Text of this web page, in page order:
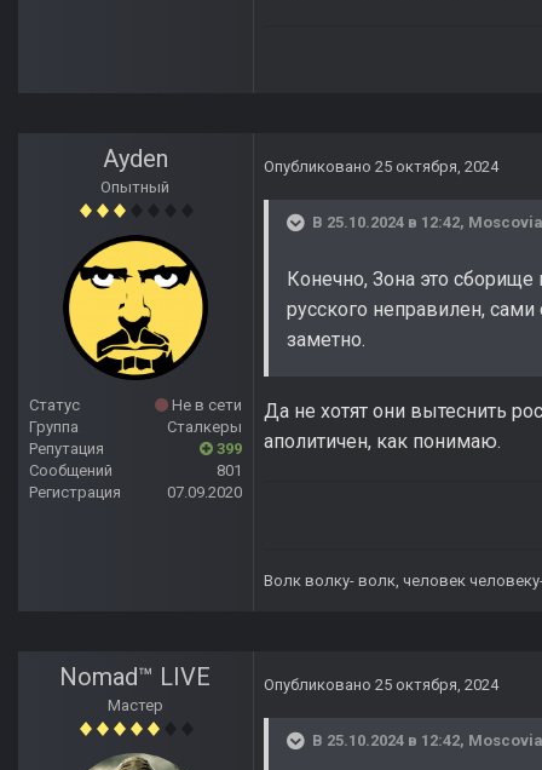
Ayden
Опытный
Статус
Не в сети
Группа
Сталкеры
Репутация
399
Сообщений
801
Регистрация
07.09.2020
Опубликовано 25 октября, 2024
В 25.10.2024 в 12:42, Moscovia
Конечно, Зона это
русского неправилен,
заметно.
Да не хотят они вытеснить
аполитичен, как понимаю.
Волк волку- волк, человек
Nomad™ LIVE
Мастер
Опубликовано 25 октября, 2024
В 25.10.2024 в 12:42, Moscovia